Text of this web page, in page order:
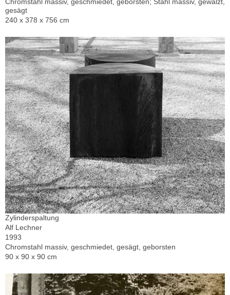
gesägt
240 x 378 x 756 cm
Zylinderspaltung
Alf Lechner
1993
Chromstahl massiv, geschmiedet, gesägt, geborsten
90 x 90 x 90 cm